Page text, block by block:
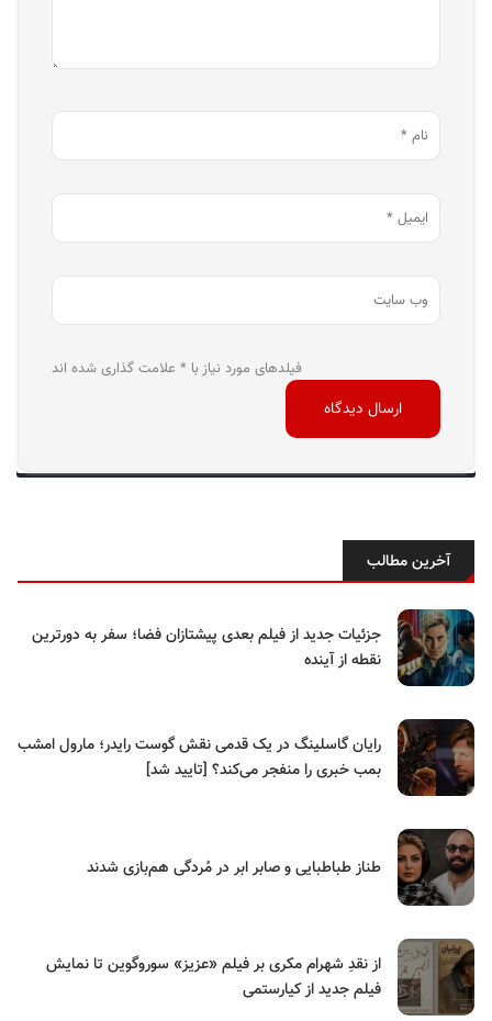
فیلدهای مورد نیاز با * علامت گذاری شده اند
آخرین مطالب
جزئیات جدید از فیلم بعدی پیشتازان فضا؛ سفر به دورترین
نقطه از آینده
رایان گاسلینگ در یک قدمی نقش گوست رایدر؛ مارول امشب
بمب خبری را منفجر می‌کند؟ [تایید شد]
طناز طباطبایی و صابر ابر در مُردگی هم‌بازی شدند
از نقدِ شهرام مکری بر فیلم «عزیز» سوروگوین تا نمایش
فیلم جدید از کیارستمی